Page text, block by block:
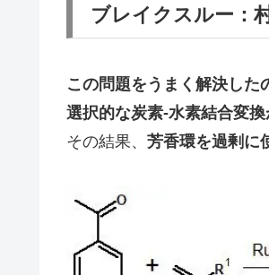
ブレイクスルー：
この問題をうまく解決した
選択的な炭素-水素結合変換
その結果、 芳香環を過剰に